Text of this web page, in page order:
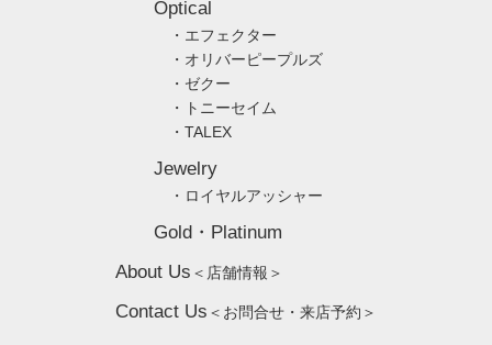
Optical
・エフェクター
・オリバーピープルズ
・ゼクー
・トニーセイム
・TALEX
Jewelry
・ロイヤルアッシャー
Gold・Platinum
About Us ＜店舗情報＞
Contact Us ＜お問合せ・来店予約＞